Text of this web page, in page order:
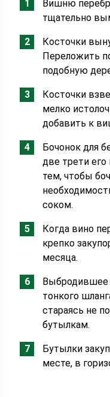
Вишню
тщательно
Косточки
Переложить
подобную
Косточки
мелко
добавить к
Бочонок для
две трети
тем, чтобы
соком.
Когда вино
крепко
месяца.
Выбродившее
тонкого
стараясь не
бутылкам.
Бутылки
месте, в